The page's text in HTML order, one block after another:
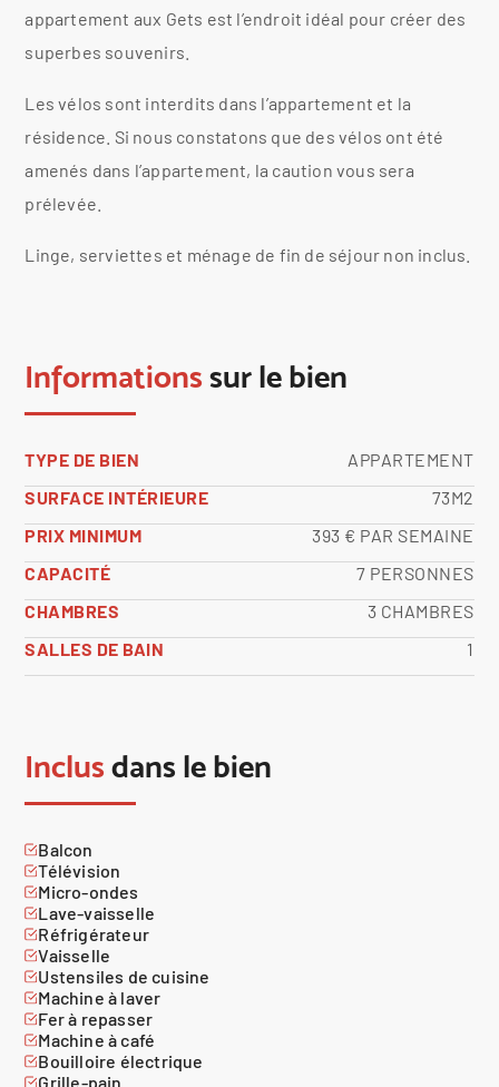
appartement aux Gets est l’endroit idéal pour créer des
superbes souvenirs.
Les vélos sont interdits dans l’appartement et la
résidence. Si nous constatons que des vélos ont été
amenés dans l’appartement, la caution vous sera
prélevée.
Linge, serviettes et ménage de fin de séjour non inclus.
Informations sur le bien
TYPE DE BIEN
APPARTEMENT
SURFACE INTÉRIEURE
73M2
PRIX MINIMUM
393 € PAR SEMAINE
CAPACITÉ
7 PERSONNES
CHAMBRES
3 CHAMBRES
SALLES DE BAIN
1
Inclus dans le bien
Balcon
Télévision
Micro-ondes
Lave-vaisselle
Réfrigérateur
Vaisselle
Ustensiles de cuisine
Machine à laver
Fer à repasser
Machine à café
Bouilloire électrique
Grille-pain